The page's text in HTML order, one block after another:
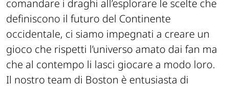
comandare i draghi all’esplorare le scelte che
definiscono il futuro del Continente
occidentale, ci siamo impegnati a creare un
gioco che rispetti l’universo amato dai fan ma
che al contempo li lasci giocare a modo loro.
Il nostro team di Boston è entusiasta di